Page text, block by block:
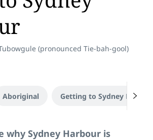
(pronounced Tie-bah-gool)
Aboriginal Getting to Sydney
why Sydney Harbour is